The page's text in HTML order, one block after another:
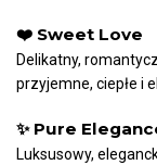
❤️ Sweet Love
Delikatny,
przyjemne, ciepłe i
✨ Pure
Luksusowy,